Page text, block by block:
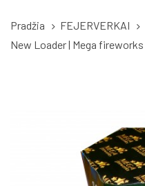
Pradžia FEJERVERKAI
New Loader | Mega fireworks